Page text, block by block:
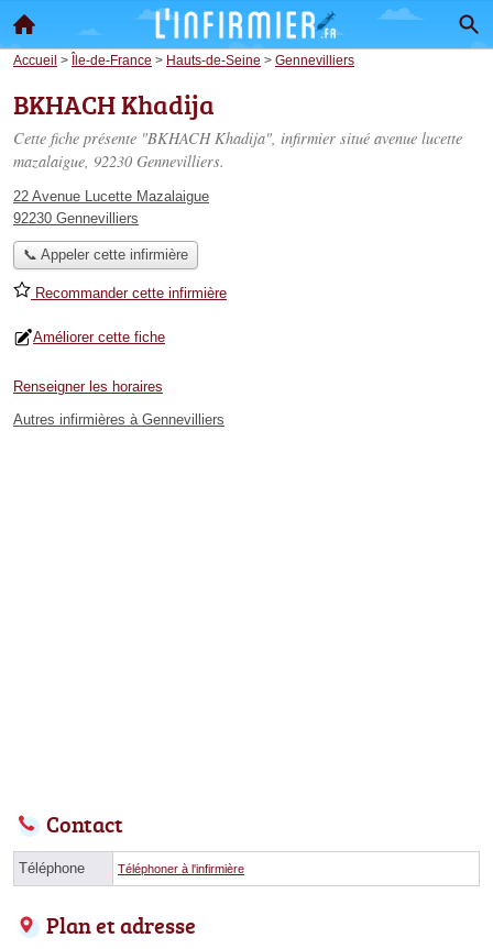
Accueil > Île-de-France > Hauts-de-Seine > Gennevilliers
BKHACH Khadija
Cette fiche présente "BKHACH Khadija", infirmier situé avenue lucette
mazalaigue, 92230 Gennevilliers.
22 Avenue Lucette Mazalaigue
92230 Gennevilliers
📞 Appeler cette infirmière
Recommander cette infirmière
Améliorer cette fiche
Renseigner les horaires
Autres infirmières à Gennevilliers
Contact
Téléphone Téléphoner à l'infirmière
Plan et adresse